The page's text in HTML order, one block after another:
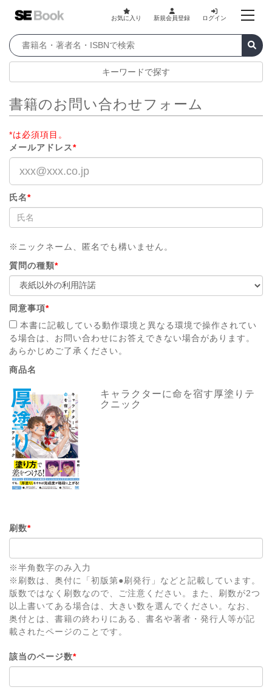
お気に入り 新規会員登録 ログイン
キーワードで探す
書籍のお問い合わせフォーム
*は必須項目。
メールアドレス*
氏名*
※ニックネーム、匿名でも構いません。
質問の種類*
同意事項*
本書に記載している動作環境と異なる環境で操作されてい
る場合は、お問い合わせにお答えできない場合があります。
あらかじめご了承ください。
商品名
キャラクターに命を宿す厚塗りテ
クニック
刷数*
※半角数字のみ入力
※刷数は、奥付に「初版第●刷発行」などと記載しています。
版数ではなく刷数なので、ご注意ください。また、刷数が2つ
以上書いてある場合は、大きい数を選んでください。なお、
奥付とは、書籍の終わりにある、書名や著者・発行人等が記
載されたページのことです。
該当のページ数*